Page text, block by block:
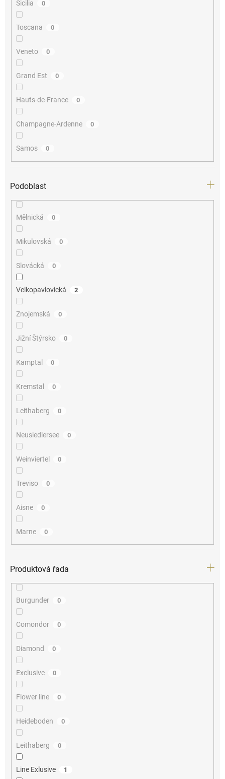
Sicilia 0
Toscana 0
Veneto 0
Grand Est 0
Hauts-de-France 0
Champagne-Ardenne 0
Samos 0
Podoblast
Mělnická 0
Mikulovská 0
Slovácká 0
Velkopavlovická 2
Znojemská 0
Jižní Štýrsko 0
Kamptal 0
Kremstal 0
Leithaberg 0
Neusiedlersee 0
Weinviertel 0
Treviso 0
Aisne 0
Marne 0
Produktová řada
Burgunder 0
Comondor 0
Diamond 0
Exclusive 0
Flower line 0
Heideboden 0
Leithaberg 0
Line Exlusive 1